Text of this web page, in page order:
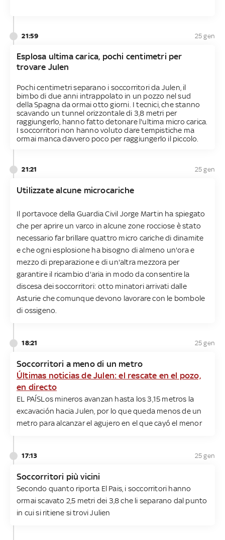
21:59 25 gen
Esplosa ultima carica, pochi centimetri per
trovare Julen
Pochi centimetri separano i soccorritori da Julen, il
bimbo di due anni intrappolato in un pozzo nel sud
della Spagna da ormai otto giorni. I tecnici, che stanno
scavando un tunnel orizzontale di 3,8 metri per
raggiungerlo, hanno fatto detonare l'ultima micro carica.
I soccorritori non hanno voluto dare tempistiche ma
ormai manca davvero poco per raggiungerlo il piccolo.
21:21 25 gen
Utilizzate alcune microcariche
Il portavoce della Guardia Civil Jorge Martin ha spiegato
che per aprire un varco in alcune zone rocciose è stato
necessario far brillare quattro micro cariche di dinamite
e che ogni esplosione ha bisogno di almeno un'ora e
mezzo di preparazione e di un'altra mezzora per
garantire il ricambio d'aria in modo da consentire la
discesa dei soccorritori: otto minatori arrivati dalle
Asturie che comunque devono lavorare con le bombole
di ossigeno.
18:21 25 gen
Soccorritori a meno di un metro
Últimas noticias de Julen: el rescate en el pozo,
en directo
EL PAÍSLos mineros avanzan hasta los 3,15 metros la
excavación hacia Julen, por lo que queda menos de un
metro para alcanzar el agujero en el que cayó el menor
17:13 25 gen
Soccorritori più vicini​
Secondo quanto riporta El Pais, i soccorritori hanno
ormai scavato 2,5 metri dei 3,8 che li separano dal punto
in cui si ritiene si trovi Julien